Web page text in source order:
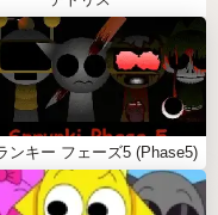
ンキー フェーズ5 (Phase5)